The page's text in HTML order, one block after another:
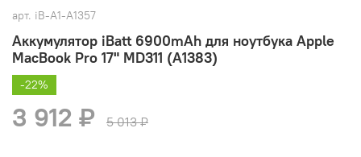
арт. iB-A1-A1357
Аккумулятор iBatt 6900mAh для ноутбука Apple
MacBook Pro 17" MD311 (A1383)
-22%
3 912 ₽ 5 013 ₽